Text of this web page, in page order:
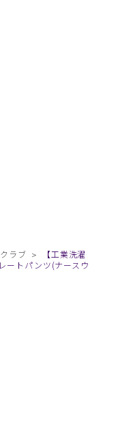
ラブ
【工業洗濯
ートパンツ(ナースウ